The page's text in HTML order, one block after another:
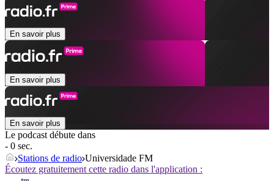
En savoir plus
En savoir plus
En savoir plus
Le podcast débute dans
- 0 sec.
Stations de radio Universidade FM
Écoutez gratuitement cette radio dans l'application :